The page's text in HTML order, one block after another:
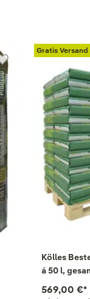
Gratis Versand
Kölles
á 50 l,
569,00 €*